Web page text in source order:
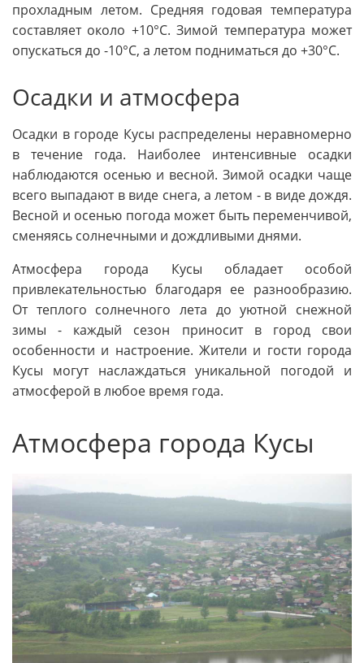
прохладным летом. Средняя годовая температура
составляет около +10°C. Зимой температура может
опускаться до -10°C, а летом подниматься до +30°C.
Осадки и атмосфера
Осадки в городе Кусы распределены неравномерно
в течение года. Наиболее интенсивные осадки
наблюдаются осенью и весной. Зимой осадки чаще
всего выпадают в виде снега, а летом - в виде дождя.
Весной и осенью погода может быть переменчивой,
сменяясь солнечными и дождливыми днями.
Атмосфера города Кусы обладает особой
привлекательностью благодаря ее разнообразию.
От теплого солнечного лета до уютной снежной
зимы - каждый сезон приносит в город свои
особенности и настроение. Жители и гости города
Кусы могут наслаждаться уникальной погодой и
атмосферой в любое время года.
Атмосфера города Кусы